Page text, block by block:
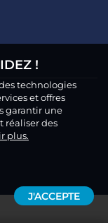
!
technologies
et offres
garantir une
réaliser des
plus.
J'ACCEPTE